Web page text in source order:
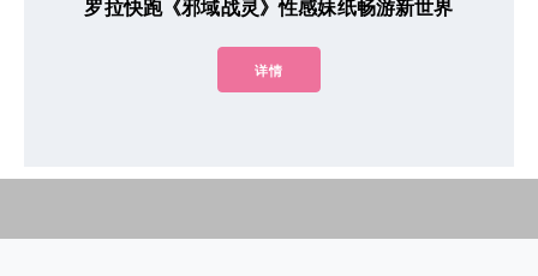
罗拉快跑《邪域战灵》性感妹纸畅游新世界
详情